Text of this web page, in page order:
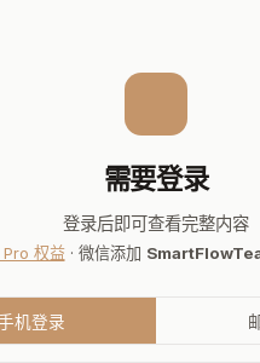
需要登录
登录后即可查看完整内容
Pro 权益· 微信添加
机登录